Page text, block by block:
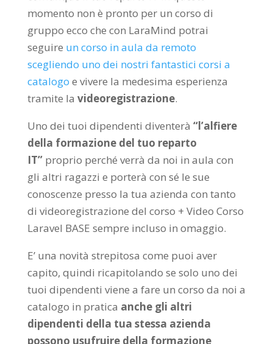
momento non è pronto per un corso di
gruppo ecco che con LaraMind potrai
seguire un corso in aula da remoto
scegliendo uno dei nostri fantastici corsi a
catalogo e vivere la medesima esperienza
tramite la videoregistrazione.
Uno dei tuoi dipendenti diventerà “l’alfiere
della formazione del tuo reparto
IT”proprio perché verrà da noi in aula con
gli altri ragazzi e porterà con sé le sue
conoscenze presso la tua azienda con tanto
di videoregistrazione del corso + Video Corso
Laravel BASE sempre incluso in omaggio.
E’ una novità strepitosa come puoi aver
capito, quindi ricapitolando se solo uno dei
tuoi dipendenti viene a fare un corso da noi a
catalogo in pratica anche gli altri
dipendenti della tua stessa azienda
possono usufruire della formazione